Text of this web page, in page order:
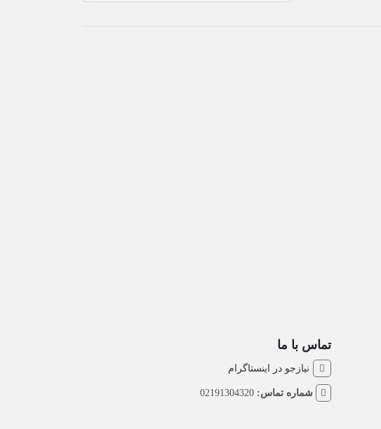
تماس با ما
نیازجو در اینستاگرام
شماره تماس: 02191304320